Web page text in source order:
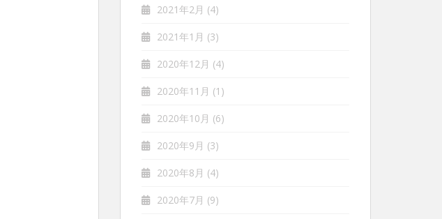
2021年2月 (4)
2021年1月 (3)
2020年12月 (4)
2020年11月 (1)
2020年10月 (6)
2020年9月 (3)
2020年8月 (4)
2020年7月 (9)